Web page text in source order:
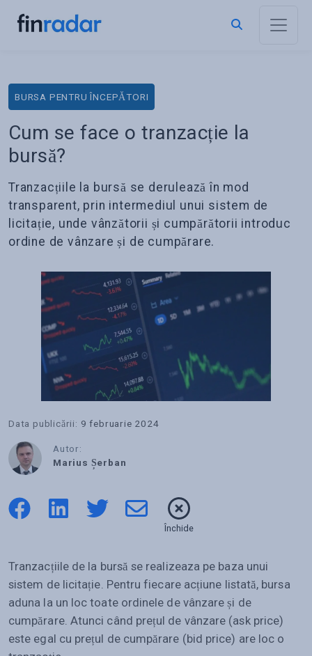
BURSA PENTRU ÎNCEPĂTORI
Cum se face o tranzacție la
bursă?
Tranzacțiile la bursă se derulează în mod
transparent, prin intermediul unui sistem de
licitație, unde vânzătorii și cumpărătorii introduc
ordine de vânzare și de cumpărare.
Data publicării: 9 februarie 2024
Autor:
Marius Șerban
Închide
Tranzacțiile de la bursă se realizeaza pe baza unui
sistem de licitație. Pentru fiecare acțiune listată, bursa
aduna la un loc toate ordinele de vânzare și de
cumpărare. Atunci când prețul de vânzare (ask price)
este egal cu prețul de cumpărare (bid price) are loc o